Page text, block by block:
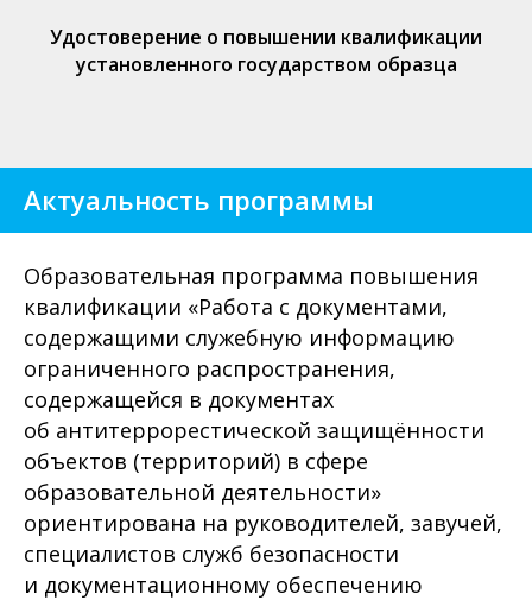
Удостоверение о повышении квалификации
установленного государством образца
Актуальность программы
Образовательная программа повышения
квалификации «Работа с документами,
содержащими служебную информацию
ограниченного распространения,
содержащейся в документах
об антитеррорестической защищённости
объектов (территорий) в сфере
образовательной деятельности»
ориентирована на руководителей, завучей,
специалистов служб безопасности
и документационному обеспечению